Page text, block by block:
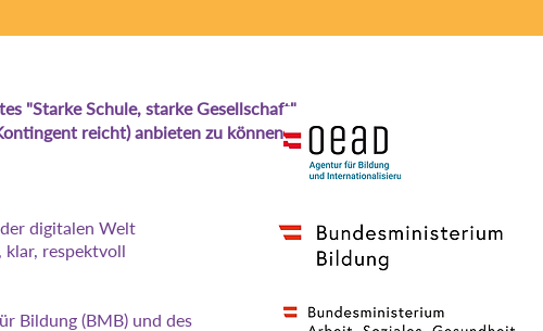
"Starke Schule, starke Gesellschaft"
reicht) anbieten zu können.
digitalen Welt
klar, respektvoll
Bildung (BMB) und des